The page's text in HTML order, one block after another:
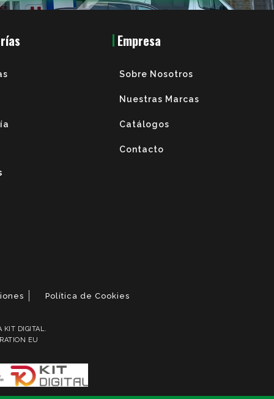
Empresa
Sobre Nosotros
Nuestras Marcas
Catálogos
Contacto
Política de Cookies
DIGITAL.
EU